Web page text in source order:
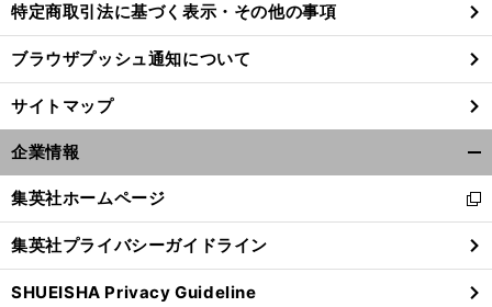
特定商取引法に基づく表示・その他の事項
ブラウザプッシュ通知について
サイトマップ
企業情報
閉
る
集英社ホームページ
新
し
い
ウ
ィ
集英社プライバシーガイドライン
SHUEISHA Privacy Guideline